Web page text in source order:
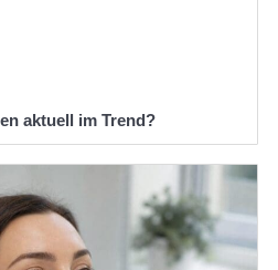
aktuell im Trend?